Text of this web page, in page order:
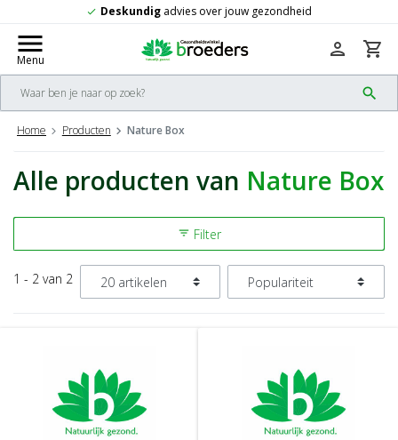
check Deskundig advies over jouw gezondheid
menu
Menu
search
person shopping_cart
Home Producten Nature Box
Alle producten van Nature Box
filter_list Filter
1 - 2 van 2